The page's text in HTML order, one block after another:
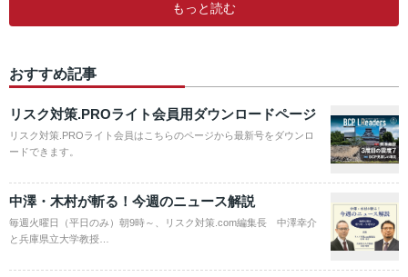
もっと読む
おすすめ記事
リスク対策.PROライト会員用ダウンロードページ
リスク対策.PROライト会員はこちらのページから最新号をダウンロ
ードできます。
中澤・木村が斬る！今週のニュース解説
毎週火曜日（平日のみ）朝9時～、リスク対策.com編集長 中澤幸介
と兵庫県立大学教授…